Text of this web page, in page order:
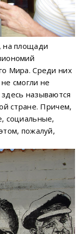
на площади
Мира. Среди них
смогли не
называются
стране. Причем,
социальные,
пожалуй,